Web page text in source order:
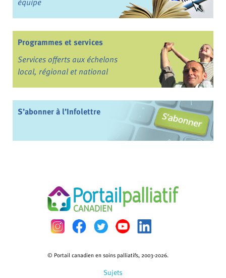
Programmes et services
Services offerts aux échelons
local, régional et national
S’abonner à l’Infolettre
Sujets
© Portail canadien en soins palliatifs, 2003-2026.